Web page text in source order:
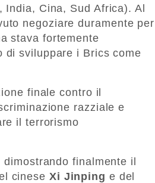
Cina, Sud Africa). Al
negoziare duramente per
stava fortemente
di sviluppare i Brics come
finale contro il
razziale e
il terrorismo
finalmente il
cinese Xi Jinping e del